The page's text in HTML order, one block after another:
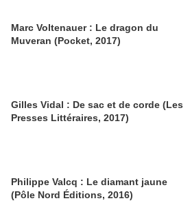
Marc Voltenauer : Le dragon du
Muveran (Pocket, 2017)
Gilles Vidal : De sac et de corde (Les
Presses Littéraires, 2017)
Philippe Valcq : Le diamant jaune
(Pôle Nord Éditions, 2016)